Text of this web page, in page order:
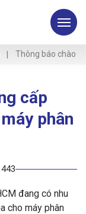
Thông báo chào
cấp
phân
443
đang có nhu
cho máy phân